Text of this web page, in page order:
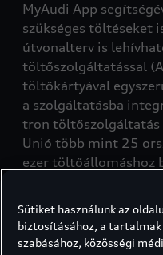
MyAudi App
szükséges töltéseket
útvonalterv is
töltőszolgáltatással
töltőkártyával
a szolgáltatásba
tron töltőszolgáltatás
Unió több mint 25
ezer töltőállomáshoz
folyamatosan bővülő
autópálya-
percen belül gond
Sütiket használunk az
biztosításához, a
szabásához, közösségi